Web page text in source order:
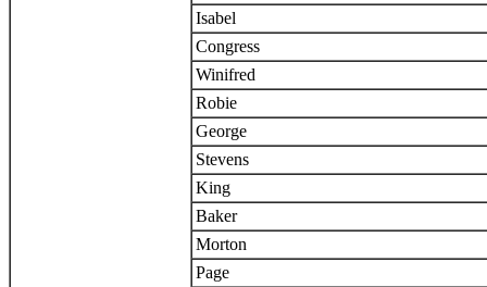
Isabel
Congress
Winifred
Robie
George
Stevens
King
Baker
Morton
Page